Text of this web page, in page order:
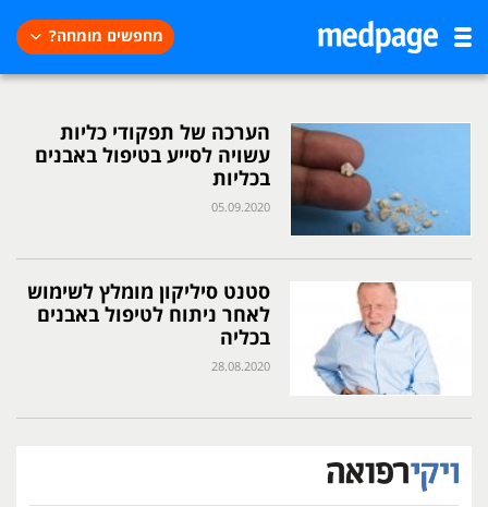
מחפשים מומחה?
הערכה של תפקודי כליות
עשויה לסייע בטיפול באבנים
בכליות
05.09.2020
סטנט סיליקון מומלץ לשימוש
לאחר ניתוח לטיפול באבנים
בכליה
28.08.2020